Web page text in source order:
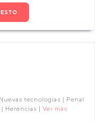
tecnologías | Penal
Herencias | Ver más